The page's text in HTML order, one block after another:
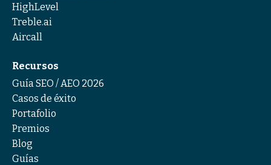
HighLevel
Treble.ai
Aircall
Recursos
Guía SEO / AEO 2026
Casos de éxito
Portafolio
Premios
Blog
Guías